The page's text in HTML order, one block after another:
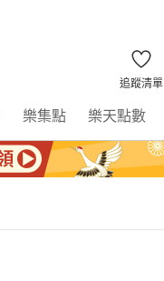
追蹤清單
樂集點 樂天點數